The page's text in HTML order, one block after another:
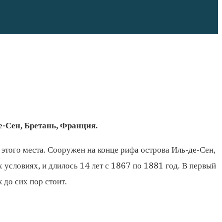
Сен, Бретань, Франция.
места. Сооружен на конце рифа острова Иль-де-Сен,
и длилось 14 лет с 1867 по 1881 год. В первый
сих пор стоит.